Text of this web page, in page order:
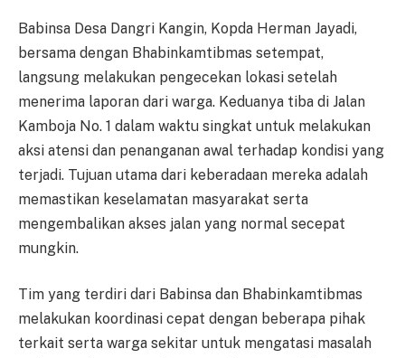
Babinsa Desa Dangri Kangin, Kopda Herman Jayadi,
bersama dengan Bhabinkamtibmas setempat,
langsung melakukan pengecekan lokasi setelah
menerima laporan dari warga. Keduanya tiba di Jalan
Kamboja No. 1 dalam waktu singkat untuk melakukan
aksi atensi dan penanganan awal terhadap kondisi yang
terjadi. Tujuan utama dari keberadaan mereka adalah
memastikan keselamatan masyarakat serta
mengembalikan akses jalan yang normal secepat
mungkin.
Tim yang terdiri dari Babinsa dan Bhabinkamtibmas
melakukan koordinasi cepat dengan beberapa pihak
terkait serta warga sekitar untuk mengatasi masalah